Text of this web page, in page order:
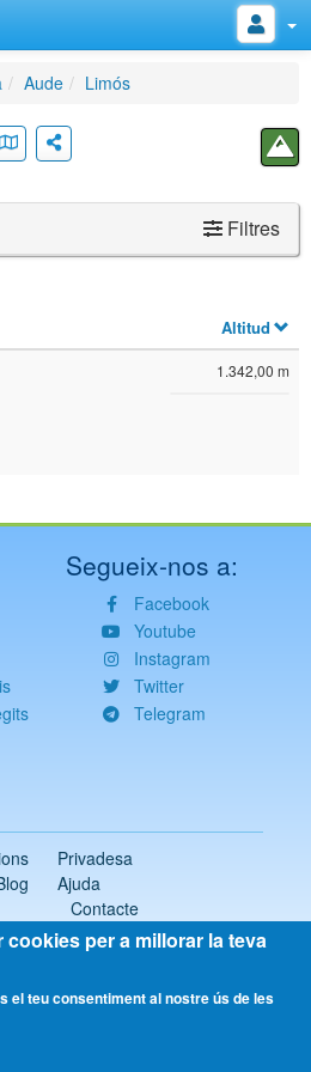
Aude Limós
Filtres
Altitud
1.342,00 m
Segueix-nos a:
Facebook
Youtube
Instagram
Twitter
Telegram
Privadesa
Ajuda
Contacte
©mirador.cat
drets reservats
per a millorar la teva
el teu consentiment al nostre ús de les